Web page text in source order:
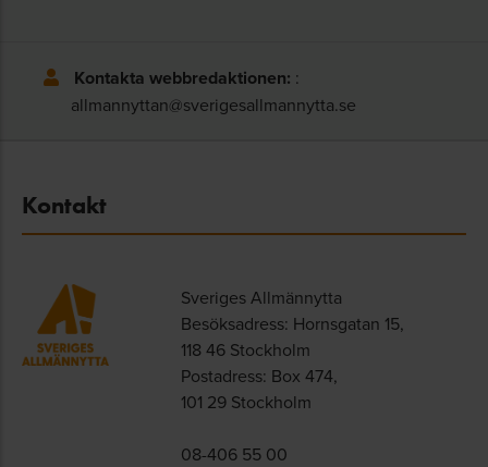
Kontakta webbredaktionen: :
allmannyttan@sverigesallmannytta.se
Kontakt
Sveriges Allmännytta
Besöksadress: Hornsgatan 15,
118 46 Stockholm
Postadress: Box 474,
101 29 Stockholm
08-406 55 00